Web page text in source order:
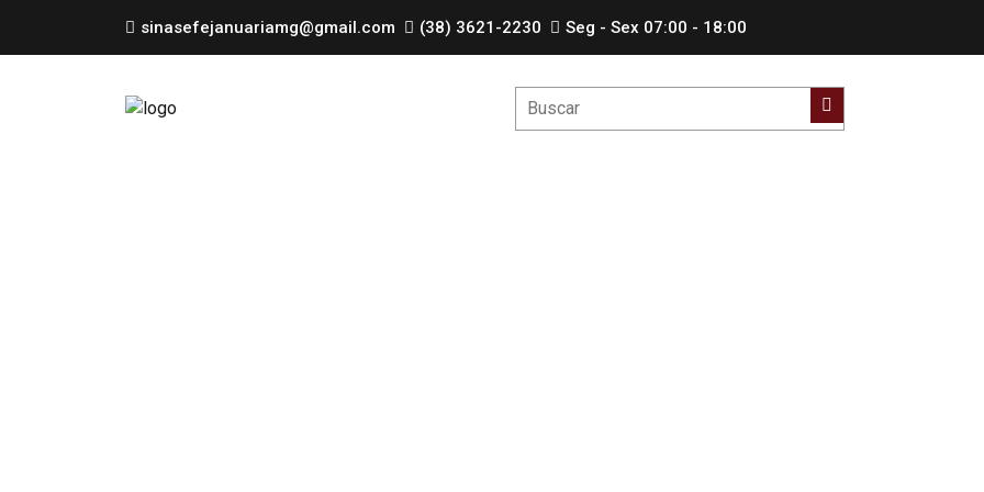
sinasefejanuariamg@gmail.com (38) 3621-2230 Seg - Sex 07:00 - 18:00